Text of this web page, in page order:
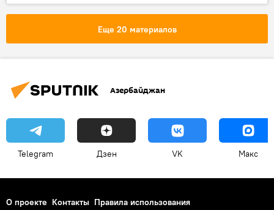
АНАЛИТИКА
Новости
Турция
Александр Перенджиев
С-400
учения
Еще 20 материалов
Азербайджан
Telegram Дзен VK Макс
О проекте Контакты Правила использования